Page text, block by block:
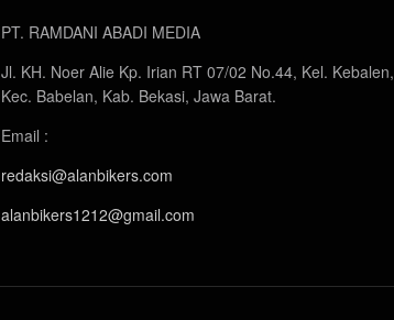
PT. RAMDANI ABADI MEDIA
Jl. KH. Noer Alie Kp. Irian RT 07/02 No.44, Kel. Kebalen,
Kec. Babelan, Kab. Bekasi, Jawa Barat.
Email :
redaksi@alanbikers.com
alanbikers1212@gmail.com